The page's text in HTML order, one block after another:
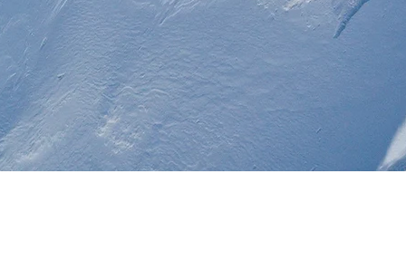
Hamburg - Aalborg - Helsinki - Copenhagen - Århus